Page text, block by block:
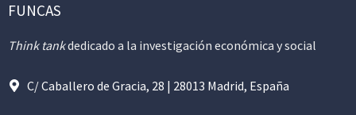
FUNCAS
Think tankdedicado a la investigación económica y social
C/ Caballero de Gracia, 28 | 28013 Madrid, España